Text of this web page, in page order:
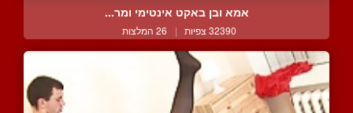
אמא ובן באקט אינטימי ומר...
32390 צפיות | 26 המלצות